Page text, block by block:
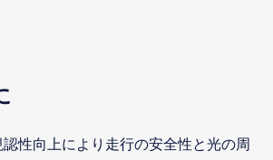
性向上により走行の安全性と光の周